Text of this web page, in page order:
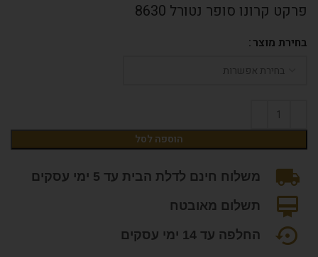
פרקט קרונו סופר נטורל 8630
בחירת מוצר
הוספה לסל
משלוח חינם לדלת הבית עד 5 ימי עסקים
תשלום מאובטח
החלפה עד 14 ימי עסקים